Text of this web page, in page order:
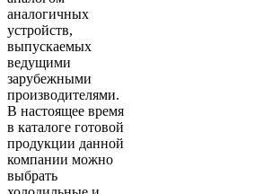
аналогичных
устройств,
выпускаемых
ведущими
зарубежными
производителями.
В настоящее время
в каталоге готовой
продукции данной
компании можно
выбрать